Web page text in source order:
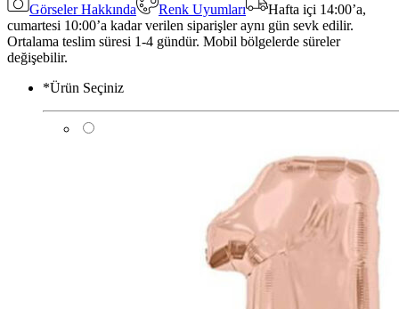
Görseler Hakkında Renk Uyumları
Hafta içi 14:00’a,
cumartesi 10:00’a kadar verilen siparişler aynı gün sevk edilir.
Ortalama teslim süresi 1-4 gündür. Mobil bölgelerde süreler
değişebilir.
*Ürün Seçiniz